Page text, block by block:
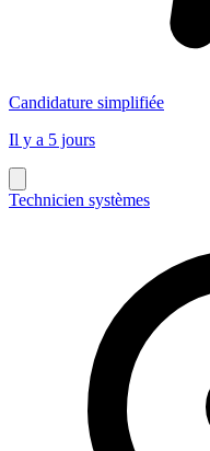
Candidature simplifiée
Il y a 5 jours
Technicien systèmes